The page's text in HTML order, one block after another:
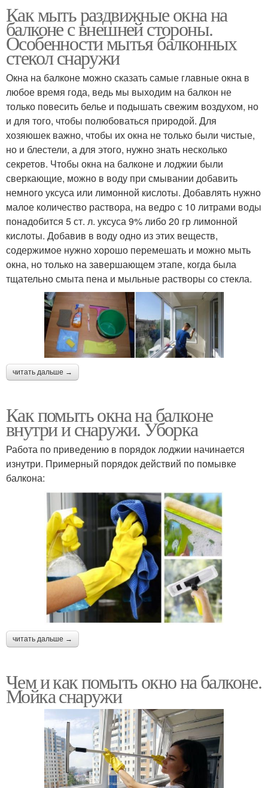
Как мыть раздвижные окна на
балконе с внешней стороны.
Особенности мытья балконных
стекол снаружи
Окна на балконе можно сказать самые главные окна в
любое время года, ведь мы выходим на балкон не
только повесить белье и подышать свежим воздухом, но
и для того, чтобы полюбоваться природой. Для
хозяюшек важно, чтобы их окна не только были чистые,
но и блестели, а для этого, нужно знать несколько
секретов. Чтобы окна на балконе и лоджии были
сверкающие, можно в воду при смывании добавить
немного уксуса или лимонной кислоты. Добавлять нужно
малое количество раствора, на ведро с 10 литрами воды
понадобится 5 ст. л. уксуса 9% либо 20 гр лимонной
кислоты. Добавив в воду одно из этих веществ,
содержимое нужно хорошо перемешать и можно мыть
окна, но только на завершающем этапе, когда была
тщательно смыта пена и мыльные растворы со стекла.
читать дальше →
Как помыть окна на балконе
внутри и снаружи. Уборка
Работа по приведению в порядок лоджии начинается
изнутри. Примерный порядок действий по помывке
балкона:
читать дальше →
Чем и как помыть окно на балконе.
Мойка снаружи